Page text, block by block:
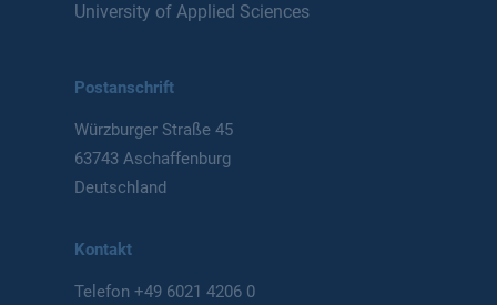
University of Applied Sciences
Postanschrift
Würzburger Straße 45
63743 Aschaffenburg
Deutschland
Kontakt
Telefon+49 6021 4206 0